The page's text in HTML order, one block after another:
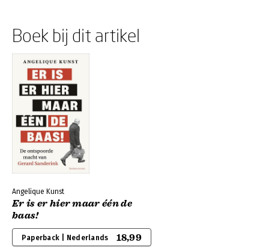
Boek bij dit artikel
Angelique Kunst
Er is er hier maar één de
baas!
Paperback | Nederlands 18,99